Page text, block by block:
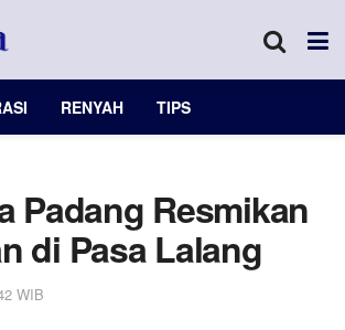
RENYAH TIPS
Padang Resmikan
di Pasa Lalang
WIB